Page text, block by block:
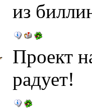
из
Проект
радует!